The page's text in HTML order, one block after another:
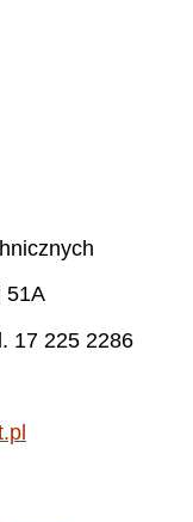
51A
17 225 2286